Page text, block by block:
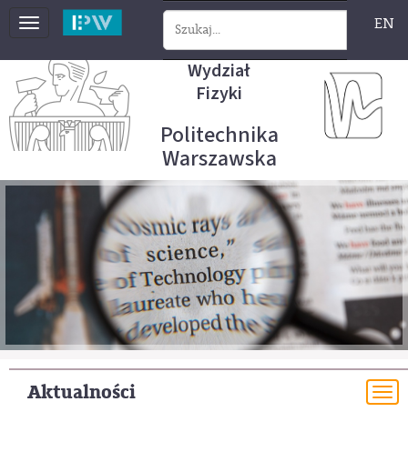
Toggle
EN
Wydział
Fizyki
Politechnika
Warszawska
Aktualności